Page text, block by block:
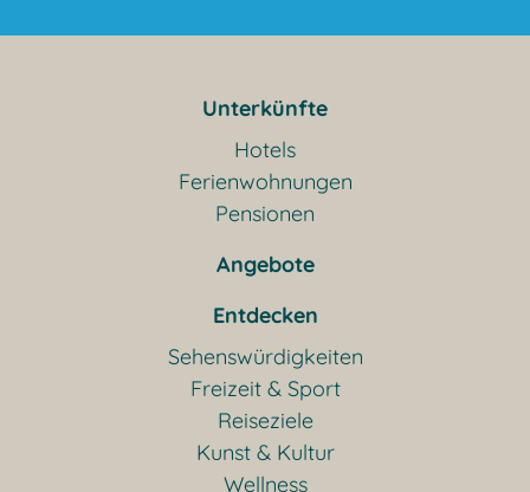
Unterkünfte
Hotels
Ferienwohnungen
Pensionen
Angebote
Entdecken
Sehenswürdigkeiten
Freizeit & Sport
Reiseziele
Kunst & Kultur
Wellness